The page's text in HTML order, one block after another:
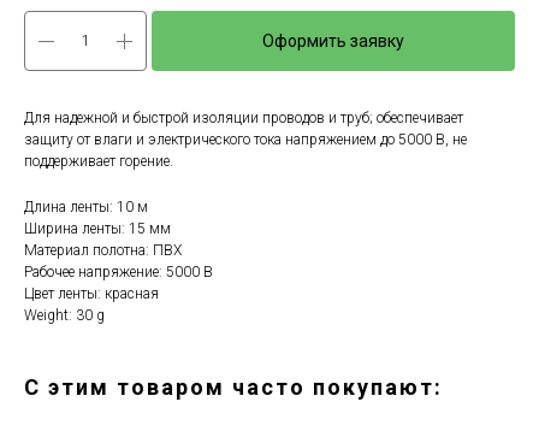
Оформить заявку
Для надежной и быстрой изоляции проводов и труб; обеспечивает
защиту от влаги и электрического тока напряжением до 5000 В, не
поддерживает горение.
Длина ленты: 10 м
Ширина ленты: 15 мм
Материал полотна: ПВХ
Рабочее напряжение: 5000 В
Цвет ленты: красная
Weight: 30 g
С этим товаром часто покупают: